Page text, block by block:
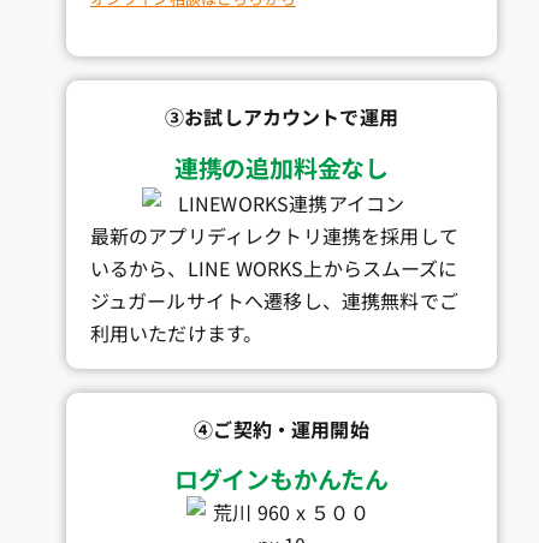
③お試しアカウントで運用
連携の追加料金なし
最新のアプリディレクトリ連携を採用して
いるから、LINE WORKS上からスムーズに
ジュガールサイトへ遷移し、連携無料でご
利用いただけます。
④ご契約・運用開始
ログインもかんたん